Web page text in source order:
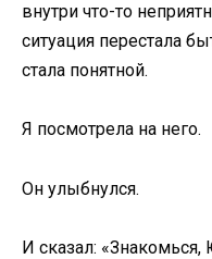
внутри что-то
ситуация перестала
стала понятной.
Я посмотрела на него.
Он улыбнулся.
И сказал: